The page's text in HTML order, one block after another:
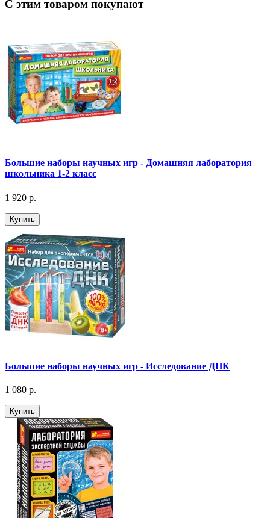
С этим товаром покупают
Большие наборы научных игр - Домашняя лаборатория
школьника 1-2 класс
1 920 р.
Купить
Большие наборы научных игр - Исследование ДНК
1 080 р.
Купить